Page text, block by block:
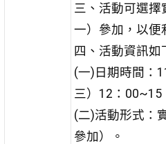
三、活動可選擇
一）參加，以便
四、活動資訊如
(一)日期時間：
三）12：00~15
(二)活動形式：
參加）。